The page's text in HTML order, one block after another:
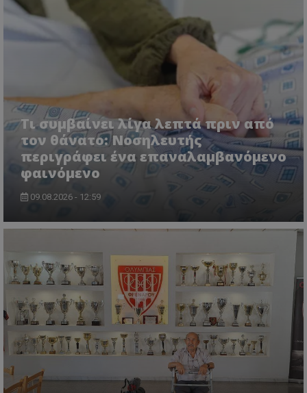
Τι συμβαίνει λίγα λεπτά πριν από
τον θάνατο: Νοσηλευτής
περιγράφει ένα επαναλαμβανόμενο
φαινόμενο
09.08.2026 - 12:59